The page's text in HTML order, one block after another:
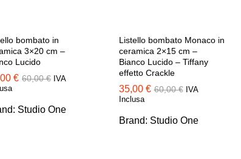
bombato in
3×20 cm –
Lucido
€ 60,00€ IVA
€ 60,00€
Studio One
Listello bombato Monaco in
ceramica 2×15 cm –
Bianco Lucido – Tiffany
effetto Crackle
35,00 € 60,00€ IVA
Inclusa
35,00 € 60,00€
Brand: Studio One